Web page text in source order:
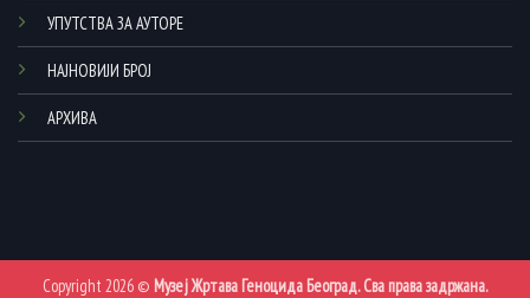
УПУТСТВА ЗА АУТОРЕ
НАЈНОВИЈИ БРОЈ
АРХИВА
Copyright 2026 © Музеј Жртава Геноцида Београд. Сва права задржана.